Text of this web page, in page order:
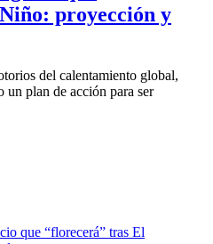
proyección y
del calentamiento global,
plan de acción para ser